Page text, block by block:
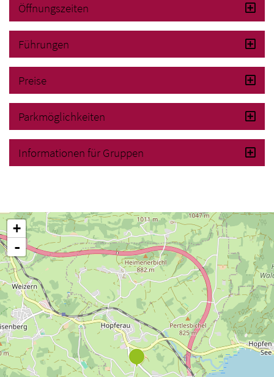
Öffnungszeiten
Führungen
Preise
Parkmöglichkeiten
Informationen für Gruppen
+
-